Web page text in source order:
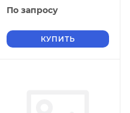
8706-78
По запросу
КУПИТЬ